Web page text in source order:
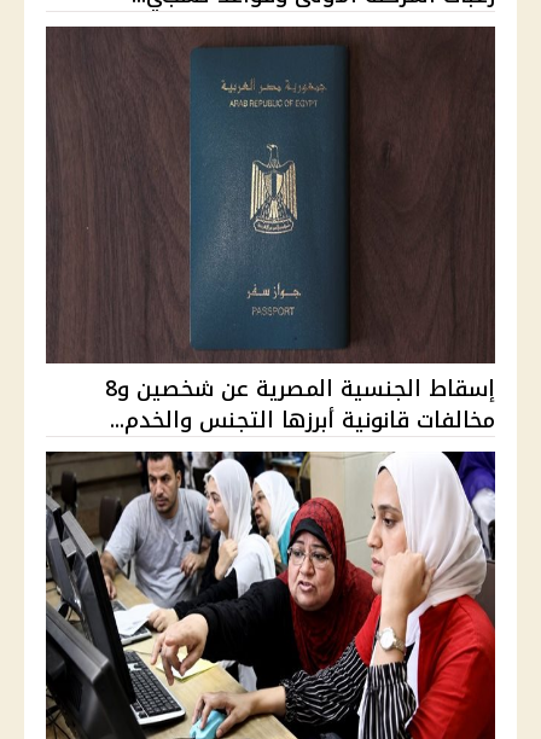
إسقاط الجنسية المصرية عن شخصين و8
مخالفات قانونية أبرزها التجنس والخدم...